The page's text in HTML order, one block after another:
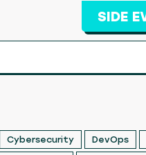
SIDE
Cybersecurity DevOps